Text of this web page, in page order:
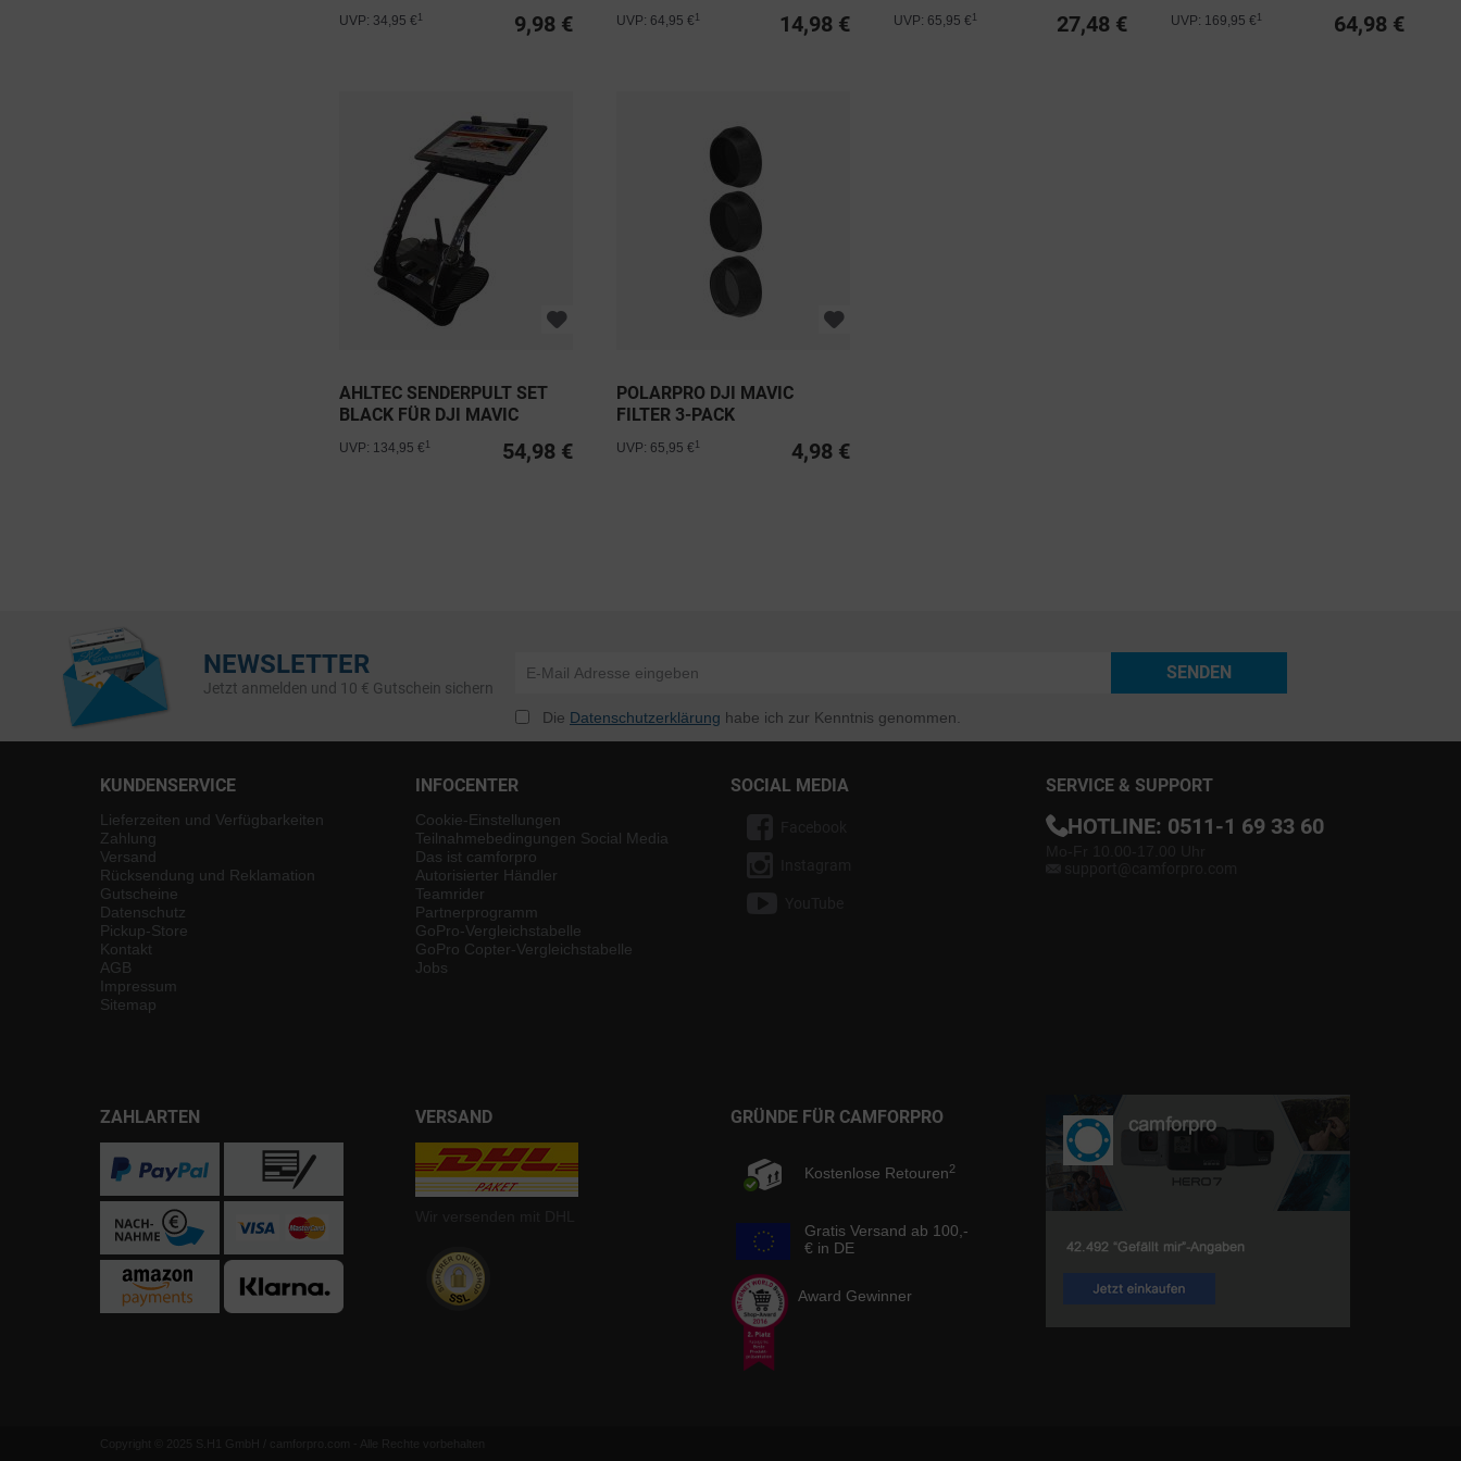
9,98 €
UVP: 34,95 €
DJI MAVIC
14,98 €
UVP: 64,95 € 27,48 €
UVP: 65,95 € 64,98 €
UVP: 169,95 €
AHLTEC SENDERPULT SET
BLACK FÜR DJI MAVIC
54,98 €
UVP: 134,95 €
POLARPRO DJI MAVIC
FILTER 3-PACK
4,98 €
UVP: 65,95 €
NEWSLETTER
Jetzt anmelden und 10 € Gutschein sichern
SENDEN
Die Datenschutzerklärung habe ich zur Kenntnis genommen.
KUNDENSERVICE
Lieferzeiten und Verfügbarkeiten
Zahlung
Versand
Rücksendung und Reklamation
Gutscheine
Datenschutz
Pickup-Store
Kontakt
AGB
Impressum
Sitemap
INFOCENTER
Cookie-Einstellungen
Teilnahmebedingungen Social Media
Das ist camforpro
Autorisierter Händler
Teamrider
Partnerprogramm
GoPro-Vergleichstabelle
GoPro Copter-Vergleichstabelle
Jobs
SOCIAL MEDIA SERVICE & SUPPORT
HOTLINE: 0511-1 69 33 60
ZAHLARTEN VERSAND GRÜNDE FÜR CAMFORPRO
Kostenlose Retouren2
Gratis Versand ab 100,-
€ in DE
Award Gewinner
Copyright © 2025 S.H1 GmbH / camforpro.com - Alle Rechte vorbehalten